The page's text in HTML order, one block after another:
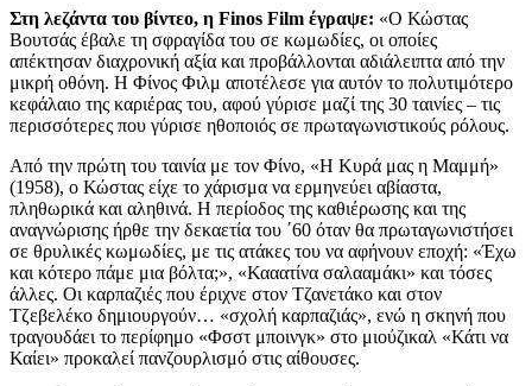
Στη λεζάντα του βίντεο, η Finos Film έγραψε: «Ο Κώστας
Βουτσάς έβαλε τη σφραγίδα του σε κωμωδίες, οι οποίες
απέκτησαν διαχρονική αξία και προβάλλονται αδιάλειπτα από την
μικρή οθόνη. Η Φίνος Φιλμ αποτέλεσε για αυτόν το πολυτιμότερο
κεφάλαιο της καριέρας του, αφού γύρισε μαζί της 30 ταινίες – τις
περισσότερες που γύρισε ηθοποιός σε πρωταγωνιστικούς ρόλους.
Από την πρώτη του ταινία με τον Φίνο, «Η Κυρά μας η Μαμμή»
(1958), ο Κώστας είχε το χάρισμα να ερμηνεύει αβίαστα,
πληθωρικά και αληθινά. Η περίοδος της καθιέρωσης και της
αναγνώρισης ήρθε την δεκαετία του ΄60 όταν θα πρωταγωνιστήσει
σε θρυλικές κωμωδίες, με τις ατάκες του να αφήνουν εποχή: «Έχω
και κότερο πάμε μια βόλτα;», «Κααατίνα σαλααμάκι» και τόσες
άλλες. Οι καρπαζιές που έριχνε στον Τζανετάκο και στον
Τζεβελέκο δημιουργούν… «σχολή καρπαζιάς», ενώ η σκηνή που
τραγουδάει το περίφημο «Φσστ μποινγκ» στο μιούζικαλ «Κάτι να
Καίει» προκαλεί πανζουρλισμό στις αίθουσες.